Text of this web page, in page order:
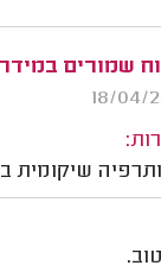
שמורים
שיקומית